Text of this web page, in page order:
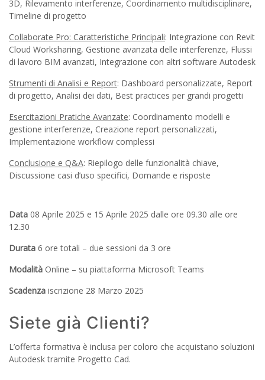
3D, Rilevamento interferenze, Coordinamento multidisciplinare,
Timeline di progetto
Collaborate Pro: Caratteristiche Principali: Integrazione con Revit
Cloud Worksharing, Gestione avanzata delle interferenze, Flussi
di lavoro BIM avanzati, Integrazione con altri software Autodesk
Strumenti di Analisi e Report: Dashboard personalizzate, Report
di progetto, Analisi dei dati, Best practices per grandi progetti
Esercitazioni Pratiche Avanzate: Coordinamento modelli e
gestione interferenze, Creazione report personalizzati,
Implementazione workflow complessi
Conclusione e Q&A: Riepilogo delle funzionalità chiave,
Discussione casi d’uso specifici, Domande e risposte
Data 08 Aprile 2025 e 15 Aprile 2025 dalle ore 09.30 alle ore
12.30
Durata 6 ore totali – due sessioni da 3 ore
Modalità Online – su piattaforma Microsoft Teams
Scadenza iscrizione 28 Marzo 2025
Siete già Clienti?
L’offerta formativa è inclusa per coloro che acquistano soluzioni
Autodesk tramite Progetto Cad.